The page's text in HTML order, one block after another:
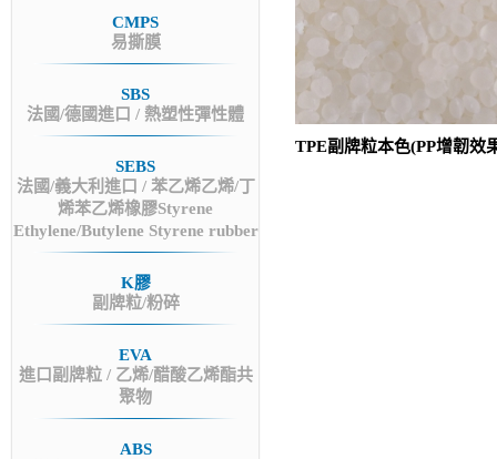
CMPS
易撕膜
SBS
法國/德國進口 / 熱塑性彈性體
SEBS
法國/義大利進口 / 苯乙烯乙烯/丁
烯苯乙烯橡膠Styrene
Ethylene/Butylene Styrene rubber
K膠
副牌粒/粉碎
EVA
進口副牌粒 / 乙烯/醋酸乙烯酯共
聚物
ABS
TPE副牌粒本色(PP增韌效